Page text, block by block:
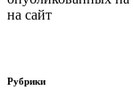
на сайт
Рубрики